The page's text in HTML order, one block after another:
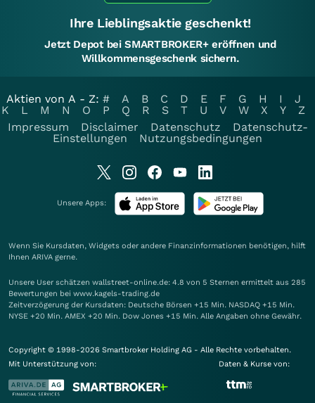
Ihre Lieblingsaktie geschenkt!
Jetzt Depot bei SMARTBROKER+ eröffnen und
Willkommensgeschenk sichern.
Aktien von A - Z: # A B C D E F G H I
J
K
L M N O P Q R S T U V W X Y
Z
Impressum
Disclaimer Datenschutz
Datenschutz-
Einstellungen
Nutzungsbedingungen
Unsere Apps:
Wenn Sie Kursdaten, Widgets oder andere Finanzinformationen benötigen, hilft
Ihnen ARIVA gerne.
Unsere User schätzen wallstreet-online.de: 4.8 von 5 Sternen ermittelt aus 285
Bewertungen bei www.kagels-trading.de
Zeitverzögerung der Kursdaten: Deutsche Börsen +15 Min. NASDAQ +15 Min.
NYSE +20 Min. AMEX +20 Min. Dow Jones +15 Min. Alle Angaben ohne Gewähr.
Copyright © 1998-2026 Smartbroker Holding AG - Alle Rechte vorbehalten.
Mit Unterstützung von:
Daten & Kurse von: